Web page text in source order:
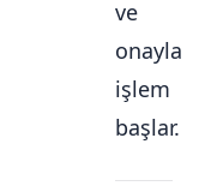
ve
onayla
işlem
başlar.